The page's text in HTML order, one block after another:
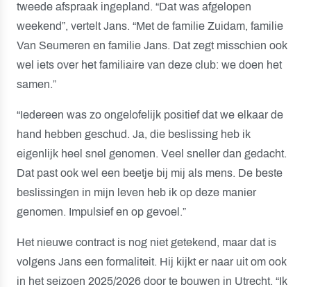
tweede afspraak ingepland. “Dat was afgelopen
weekend”, vertelt Jans. “Met de familie Zuidam, familie
Van Seumeren en familie Jans. Dat zegt misschien ook
wel iets over het familiaire van deze club: we doen het
samen.”
“Iedereen was zo ongelofelijk positief dat we elkaar de
hand hebben geschud. Ja, die beslissing heb ik
eigenlijk heel snel genomen. Veel sneller dan gedacht.
Dat past ook wel een beetje bij mij als mens. De beste
beslissingen in mijn leven heb ik op deze manier
genomen. Impulsief en op gevoel.”
Het nieuwe contract is nog niet getekend, maar dat is
volgens Jans een formaliteit. Hij kijkt er naar uit om ook
in het seizoen 2025/2026 door te bouwen in Utrecht. “Ik